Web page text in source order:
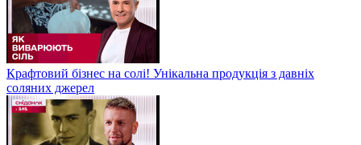
Крафтовий бізнес на солі! Унікальна продукція з давніх
соляних джерел